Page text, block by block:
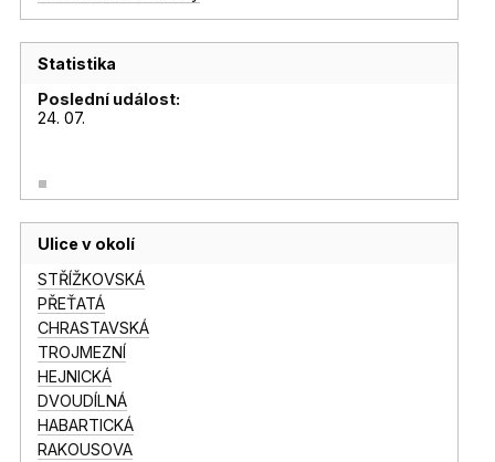
Statistika
Poslední událost:
24. 07.
Ulice v okolí
STŘÍŽKOVSKÁ
PŘEŤATÁ
CHRASTAVSKÁ
TROJMEZNÍ
HEJNICKÁ
DVOUDÍLNÁ
HABARTICKÁ
RAKOUSOVA